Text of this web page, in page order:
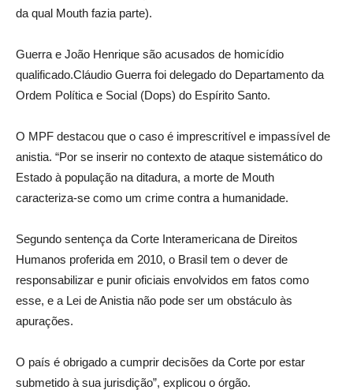
da qual Mouth fazia parte).
Guerra e João Henrique são acusados de homicídio
qualificado.Cláudio Guerra foi delegado do Departamento da
Ordem Política e Social (Dops) do Espírito Santo.
O MPF destacou que o caso é imprescritível e impassível de
anistia. “Por se inserir no contexto de ataque sistemático do
Estado à população na ditadura, a morte de Mouth
caracteriza-se como um crime contra a humanidade.
Segundo sentença da Corte Interamericana de Direitos
Humanos proferida em 2010, o Brasil tem o dever de
responsabilizar e punir oficiais envolvidos em fatos como
esse, e a Lei de Anistia não pode ser um obstáculo às
apurações.
O país é obrigado a cumprir decisões da Corte por estar
submetido à sua jurisdição”, explicou o órgão.